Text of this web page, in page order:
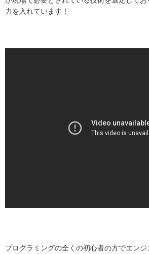
力を入れています！
プログラミングの全くの初心者の方でエンジ